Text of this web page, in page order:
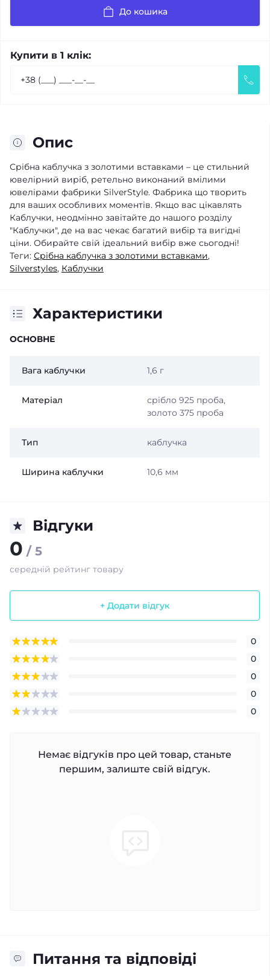
До кошика
Купити в 1 клік:
Опис
Срібна каблучка з золотими вставками – це стильний
ювелірний виріб, ретельно виконаний вмілими
ювелірами фабрики SilverStyle. Фабрика що творить
для ваших особливих моментів. Якщо вас цікавлять
Каблучки, неодмінно завітайте до нашого розділу
"Каблучки", де на вас чекає багатий вибір та вигідні
ціни. Обирайте свій ідеальний вибір вже сьогодні!
Теги: Срібна каблучка з золотими вставками,
Silverstyles, Каблучки
Характеристики
ОСНОВНЕ
Вага каблучки 1,6 г
Матеріал
срібло 925 проба,
золото 375 проба
Тип каблучка
Ширина каблучки 10,6 мм
Відгуки
0 / 5
середній рейтинг товару
+ Додати відгук
0
0
0
0
0
Немає відгуків про цей товар, станьте
першим, залиште свій відгук.
Питання та відповіді